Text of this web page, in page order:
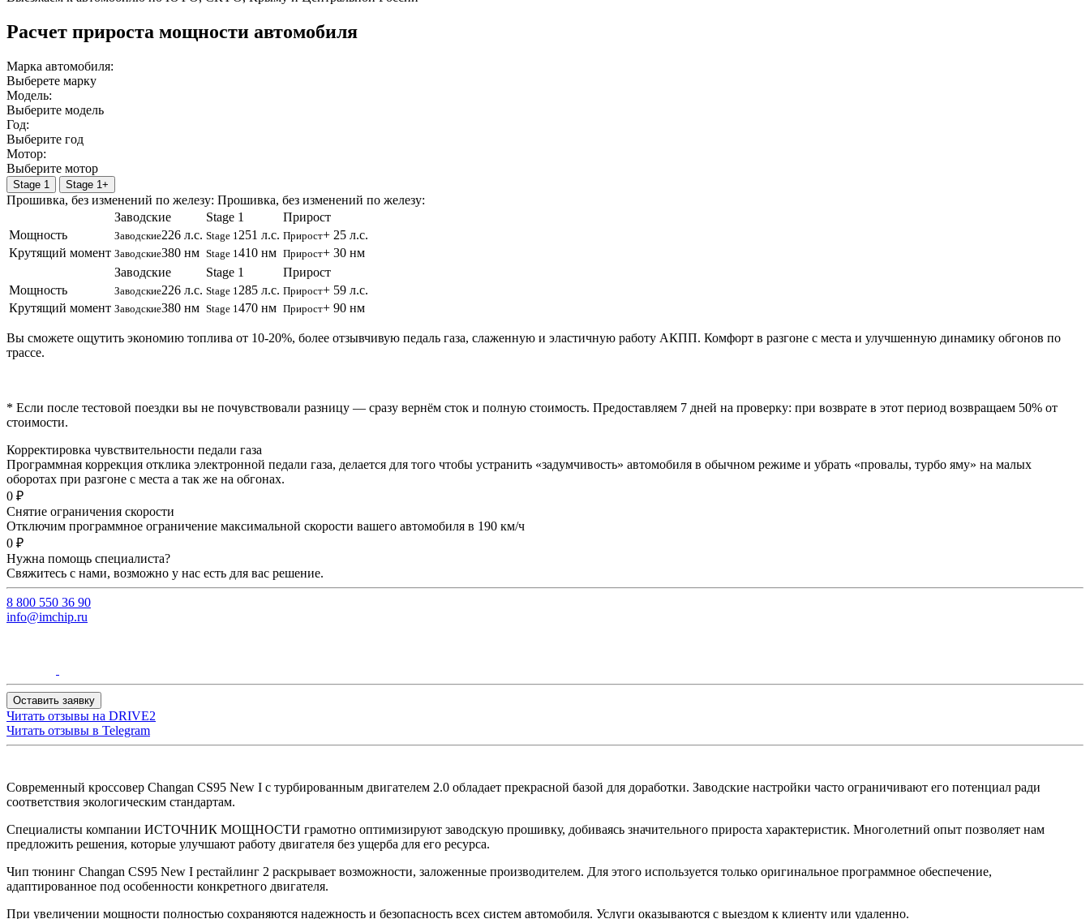
Расчет прироста мощности автомобиля
Марка автомобиля:
Выберете марку
Модель:
Выберите модель
Год:
Выберите год
Мотор:
Выберите мотор
Stage 1 Stage 1+
Прошивка, без изменений по железу: Прошивка, без изменений по железу:
Заводские
Stage 1
Прирост
Мощность
Заводские226 л.с. Stage 1 251 л.с. Прирост+ 25 л.с.
Крутящий момент Заводские380 нм Stage 1 410 нм Прирост+ 30 нм
Заводские
Stage 1
Прирост
Мощность
Заводские226 л.с. Stage 1 285 л.с. Прирост+ 59 л.с.
Крутящий момент Заводские380 нм Stage 1 470 нм Прирост+ 90 нм
Вы сможете ощутить экономию топлива от 10-20%, более отзывчивую педаль газа, слаженную и эластичную работу АКПП. Комфорт в разгоне с места и улучшенную динамику обгонов по
трассе.
* Если после тестовой поездки вы не почувствовали разницу — сразу вернём сток и полную стоимость. Предоставляем 7 дней на проверку: при возврате в этот период возвращаем 50% от
стоимости.
Корректировка чувствительности педали газа
Программная коррекция отклика электронной педали газа, делается для того чтобы устранить «задумчивость» автомобиля в обычном режиме и убрать «провалы, турбо яму» на малых
оборотах при разгоне с места а так же на обгонах.
0 ₽
Снятие ограничения скорости
Отключим программное ограничение максимальной скорости вашего автомобиля в 190 км/ч
0 ₽
Нужна помощь специалиста?
Свяжитесь с нами, возможно у нас есть для вас решение.
8 800 550 36 90
info@imchip.ru
Оставить заявку
Читать отзывы на DRIVE2
Читать отзывы в Telegram
Современный кроссовер Changan CS95 New I с турбированным двигателем 2.0 обладает прекрасной базой для доработки. Заводские настройки часто ограничивают его потенциал ради
соответствия экологическим стандартам.
Специалисты компании ИСТОЧНИК МОЩНОСТИ грамотно оптимизируют заводскую прошивку, добиваясь значительного прироста характеристик. Многолетний опыт позволяет нам
предложить решения, которые улучшают работу двигателя без ущерба для его ресурса.
Чип тюнинг Changan CS95 New I рестайлинг 2 раскрывает возможности, заложенные производителем. Для этого используется только оригинальное программное обеспечение,
адаптированное под особенности конкретного двигателя.
При увеличении мощности полностью сохраняются надежность и безопасность всех систем автомобиля. Услуги оказываются с выездом к клиенту или удаленно.